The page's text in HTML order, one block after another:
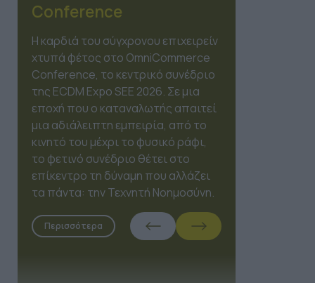
Conference
Το marketing δεν είναι πια μια
γραμμική διαδικασία, αλλά ένα
οικοσύστημα από χιλιάδες
δεδομένα. Στο πλαίσιο της ECDM
Expo 2026, το OmniMarketing
Conference έρχεται να
επαναπροσδιορίσει τον τρόπο
που τα brands συνδέονται με τους
ανθρώπους, τοποθετώντας την
Τεχνητή Νοημοσύνη στη θέση του